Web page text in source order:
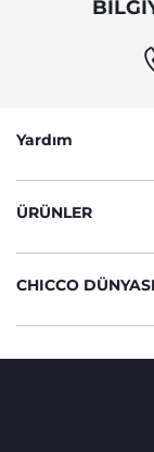
Yardım
ÜRÜNLER
CHICCO DÜNYASI